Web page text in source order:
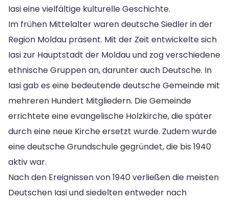
Iasi eine vielfältige kulturelle Geschichte.
Im frühen Mittelalter waren deutsche Siedler in der
Region Moldau präsent. Mit der Zeit entwickelte sich
Iasi zur Hauptstadt der Moldau und zog verschiedene
ethnische Gruppen an, darunter auch Deutsche. In
Iasi gab es eine bedeutende deutsche Gemeinde mit
mehreren Hundert Mitgliedern. Die Gemeinde
errichtete eine evangelische Holzkirche, die später
durch eine neue Kirche ersetzt wurde. Zudem wurde
eine deutsche Grundschule gegründet, die bis 1940
aktiv war.
Nach den Ereignissen von 1940 verließen die meisten
Deutschen Iasi und siedelten entweder nach